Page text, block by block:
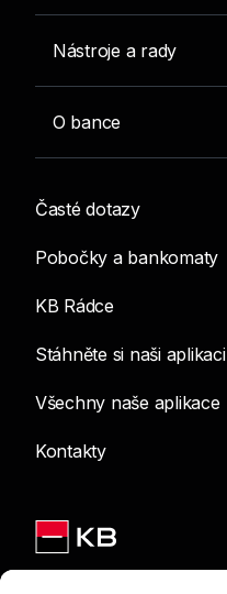
Nástroje a rady
O bance
Časté dotazy
Pobočky a bankomaty
KB Rádce
Stáhněte si naši aplikaci
Všechny naše aplikace
Kontakty